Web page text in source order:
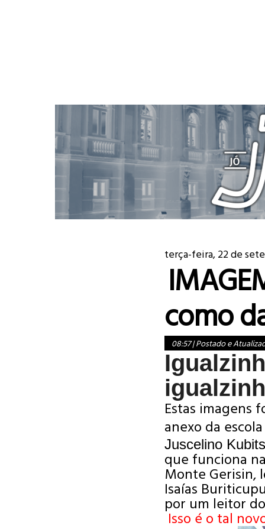
terça-feira, 22 de
como
08:57|Postado e
Estas imagens
anexo da
Juscelino
que funciona
Monte Gerisin,
Isaías
por um leitor
Isso é o tal